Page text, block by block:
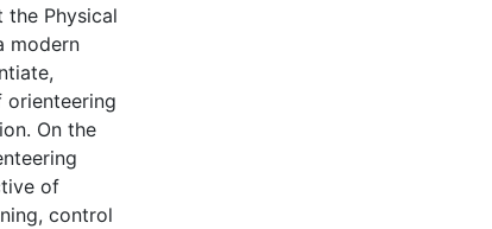
Physical
modern
orienteering
On the
of
control